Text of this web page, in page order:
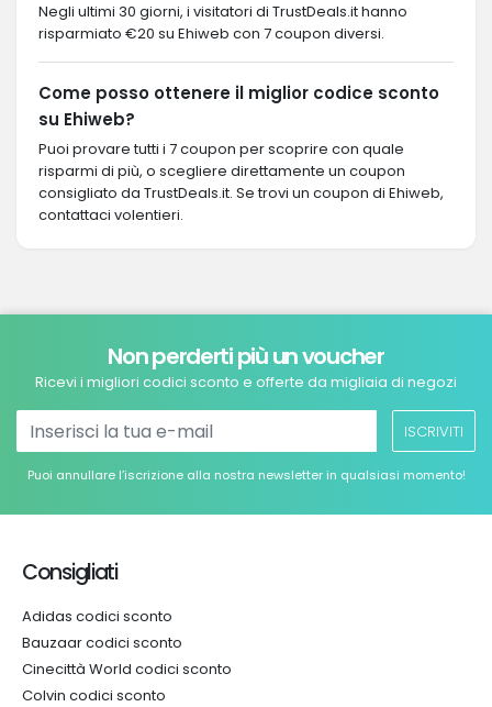
Negli ultimi 30 giorni, i visitatori di TrustDeals.it hanno
risparmiato €20 su Ehiweb con 7 coupon diversi.
Come posso ottenere il miglior codice sconto
su Ehiweb?
Puoi provare tutti i 7 coupon per scoprire con quale
risparmi di più, o scegliere direttamente un coupon
consigliato da TrustDeals.it. Se trovi un coupon di Ehiweb,
contattaci volentieri.
Non perderti più un voucher
Ricevi i migliori codici sconto e offerte da migliaia di negozi
ISCRIVITI
Puoi annullare l’iscrizione alla nostra newsletter in qualsiasi momento!
Consigliati
Adidas codici sconto
Bauzaar codici sconto
Cinecittà World codici sconto
Colvin codici sconto